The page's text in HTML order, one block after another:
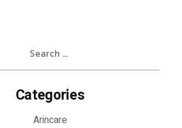
Categories
Arincare